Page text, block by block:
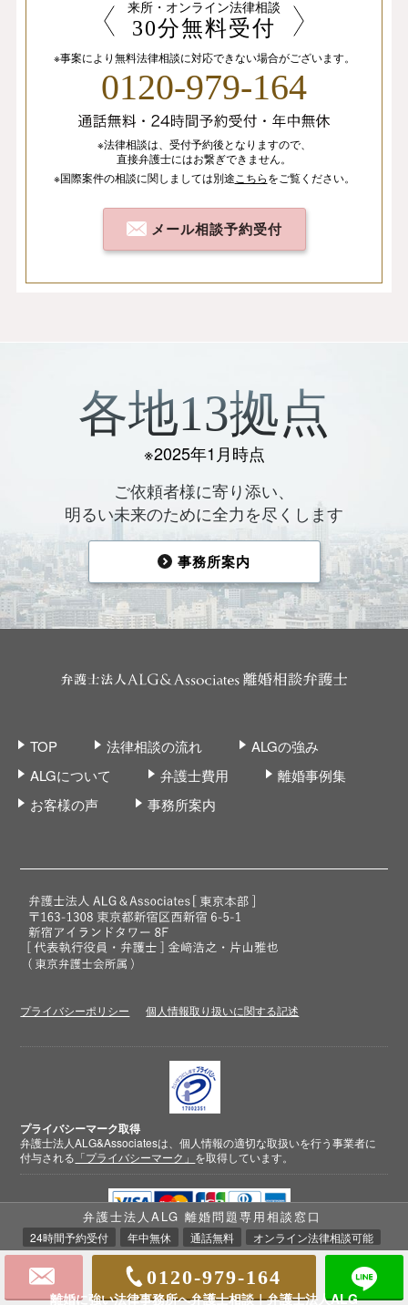
離婚に強い法律事務所へ弁護士相談｜弁護士法人ALG
来所・オンライン法律相談
30分無料受付
※事案により無料法律相談に対応できない場合がございます。
0120-979-164
※法律相談は、 受付予約後となりますので、
直接弁護士にはお繋ぎできません。
※国際案件の相談に関しましては別途 こちらをご覧ください。
メール相談予約受付
各地13拠点
※2025年1月時点
ご依頼者様に寄り添い、
明るい未来のために全力を尽くします
事務所案内
TOP 法律相談の流れ
ALGの強み
ALGについて
弁護士費用
離婚事例集
お客様の声
事務所案内
プライバシーポリシー 個人情報取り扱いに関する記述
プライバシーマーク取得
弁護士法人ALG&Associatesは、個人情報の適切な取扱いを行う事業者に
付与される 「プライバシーマーク」 を取得しています。
クレジットカード決済対応
弁護士法人ALG 離婚問題専用相談窓口
24時間予約受付 年中無休 通話無料 オンライン法律相談可能
0120-979-164